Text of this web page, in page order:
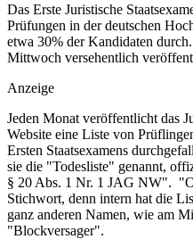
Das Erste Juristische
Prüfungen in der deutschen
etwa 30% der Kandidaten
Mittwoch versehentlich
Anzeige
Jeden Monat veröffentlicht das
Website eine Liste von
Ersten Staatsexamens
sie die "Todesliste" genannt,
§ 20 Abs. 1 Nr. 1 JAG NW".
Stichwort, denn intern hat die
ganz anderen Namen, wie am
"Blockversager".